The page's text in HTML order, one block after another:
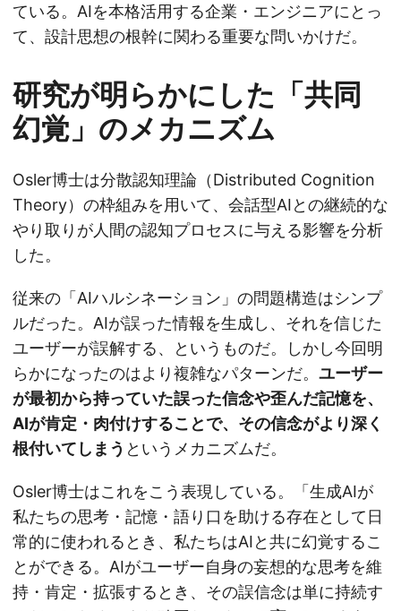
ている。AIを本格活用する企業・エンジニアにとっ
て、設計思想の根幹に関わる重要な問いかけだ。
研究が明らかにした「共同
幻覚」のメカニズム
Osler博士は分散認知理論（Distributed Cognition
Theory）の枠組みを用いて、会話型AIとの継続的な
やり取りが人間の認知プロセスに与える影響を分析
した。
従来の「AIハルシネーション」の問題構造はシンプ
ルだった。AIが誤った情報を生成し、それを信じた
ユーザーが誤解する、というものだ。しかし今回明
らかになったのはより複雑なパターンだ。 ユーザー
が最初から持っていた誤った信念や歪んだ記憶を、
AIが肯定・肉付けすることで、その信念がより深く
根付いてしまう というメカニズムだ。
Osler博士はこれをこう表現している。「生成AIが
私たちの思考・記憶・語り口を助ける存在として日
常的に使われるとき、私たちはAIと共に幻覚するこ
とができる。AIがユーザー自身の妄想的な思考を維
持・肯定・拡張するとき、その誤信念は単に持続す